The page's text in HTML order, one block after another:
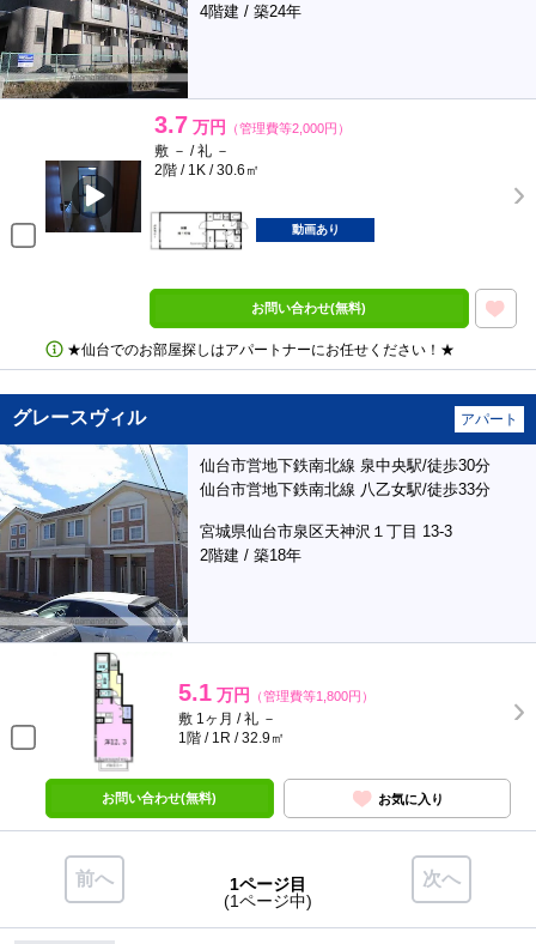
4階建 / 築24年
3.7 万円 （管理費等2,000円）
敷 － / 礼 －
2階 / 1K / 30.6㎡
動画あり
お問い合わせ(無料)
★仙台でのお部屋探しはアパートナーにお任せください！★
グレースヴィル アパート
仙台市営地下鉄南北線 泉中央駅/徒歩30分
仙台市営地下鉄南北線 八乙女駅/徒歩33分
宮城県仙台市泉区天神沢１丁目 13-3
2階建 / 築18年
5.1 万円 （管理費等1,800円）
敷 1ヶ月 / 礼 －
1階 / 1R / 32.9㎡
お問い合わせ(無料) お気に入り
前へ 次へ
1ページ目
(1ページ中)